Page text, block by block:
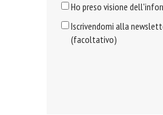
Ho preso visione
Iscrivendomi alla
(facoltativo)